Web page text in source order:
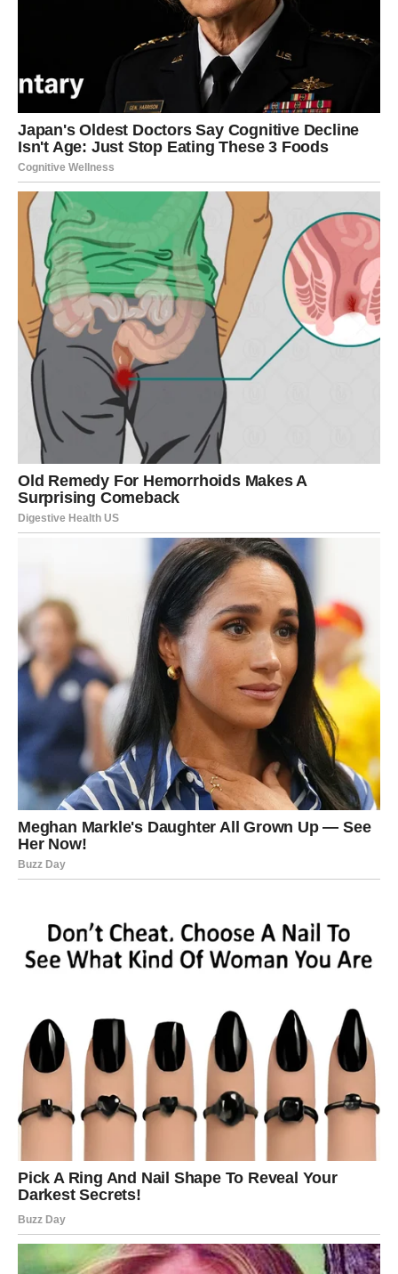
Slobodni Strijelčevi mogli bi upoznati nekoga ko će ih
odmah privući posebnom energijom i načinom
razmišljanja, dok oni koji su u vezi ulaze u mnogo mirniji i
srećniji period.
Vaša intuicija sada vidi ono što
drugi ne primjećuju
Ono što je posebno važno jeste činjenica da će vaša
intuicija narednih dana biti nevjerovatno jaka.
Mnogi Strijelčevi će tačno osjetiti kome mogu vjerovati, a
ko im ne želi dobro. Zvijezde vas upozoravaju da ne
pričate svima svoje planove jer postoji osoba koja vam
zavidi više nego što mislite.
Slušajte svoj unutrašnji glas jer vas on sada može zaštititi
od velike greške.
Novac i uspjeh dolaze onda kada
ste skoro izgubili nadu
Iako ste u jednom trenutku imali osjećaj da se trudite bez
pravih rezultata, situacija se sada počinje mijenjati.
Zvijezde pokazuju da vam dolazi period tokom kojeg biste
mogli riješiti veliki finansijski problem ili dobiti priliku za
mnogo bolju zaradu.
Mnogi Strijelčevi će ostati iznenađeni koliko brzo bi se
stvari mogle okrenuti u njihovu korist.
Sudbina vam sada vraća ono što
ste zaslužili
upravo zato da biste sada mogli ući u mnogo srećniju
životnu fazu.
važne ljude, donijeti velike odluke i napraviti korak koji će
kasnije potpuno promijeniti vaš život.
Ovu poruku niste smjeli propustiti
dozvolite prošlosti da vas zaustavi.
Sudbina vam sada šalje znak da dolazi vrijeme tokom
kojeg biste mogli ostvariti ono o čemu ste dugo maštali.